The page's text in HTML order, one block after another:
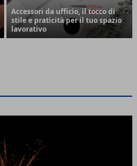
Accessori da ufficio, il tocco di
stile e praticità per il tuo spazio
lavorativo